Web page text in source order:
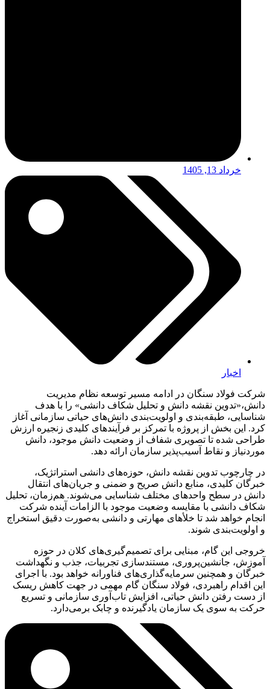
خرداد 13, 1405
اخبار
شرکت فولاد سنگان در ادامه مسیر توسعه نظام مدیریت
دانش،«تدوین نقشه دانش و تحلیل شکاف دانشی» را با هدف
شناسایی، طبقه‌بندی و اولویت‌بندی دانش‌های حیاتی سازمانی آغاز
کرد. این بخش از پروژه با تمرکز بر فرآیندهای کلیدی زنجیره ارزش
طراحی شده تا تصویری شفاف از وضعیت دانش موجود، دانش
موردنیاز و نقاط آسیب‌پذیر سازمان ارائه دهد.
در چارچوب تدوین نقشه دانش، حوزه‌های دانشی استراتژیک،
خبرگان کلیدی، منابع دانش صریح و ضمنی و جریان‌های انتقال
دانش در سطح واحدهای مختلف شناسایی می‌شوند. هم‌زمان، تحلیل
شکاف دانشی با مقایسه وضعیت موجود با الزامات آینده شرکت
انجام خواهد شد تا خلأهای مهارتی و دانشی به‌صورت دقیق استخراج
و اولویت‌بندی شوند.
خروجی این گام، مبنایی برای تصمیم‌گیری‌های کلان در حوزه
آموزش، جانشین‌پروری، مستندسازی تجربیات، جذب و نگهداشت
خبرگان و همچنین سرمایه‌گذاری‌های فناورانه خواهد بود. با اجرای
این اقدام راهبردی، فولاد سنگان گام مهمی در جهت کاهش ریسک
از دست رفتن دانش حیاتی، افزایش تاب‌آوری سازمانی و تسریع
حرکت به سوی یک سازمان یادگیرنده و چابک برمی‌دارد.